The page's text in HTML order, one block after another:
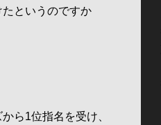
というのですか
ら1位指名を受け、